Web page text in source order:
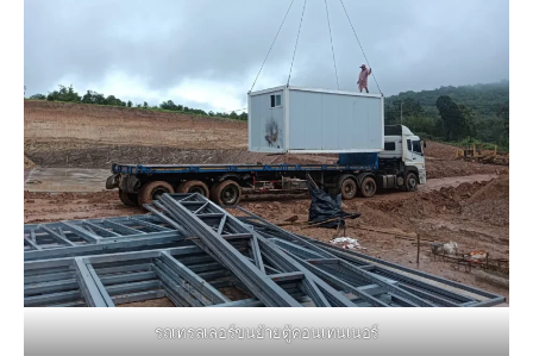
รถเทรลเลอร์ขนย้ายตู้คอนเทนเนอร์